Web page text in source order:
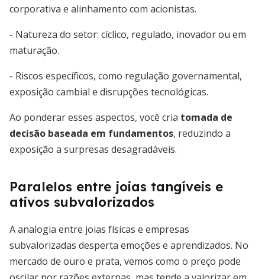
corporativa e alinhamento com acionistas.
- Natureza do setor: cíclico, regulado, inovador ou em
maturação.
- Riscos específicos, como regulação governamental,
exposição cambial e disrupções tecnológicas.
Ao ponderar esses aspectos, você cria tomada de
decisão baseada em fundamentos, reduzindo a
exposição a surpresas desagradáveis.
Paralelos entre joias tangíveis e
ativos subvalorizados
A analogia entre joias físicas e empresas
subvalorizadas desperta emoções e aprendizados. No
mercado de ouro e prata, vemos como o preço pode